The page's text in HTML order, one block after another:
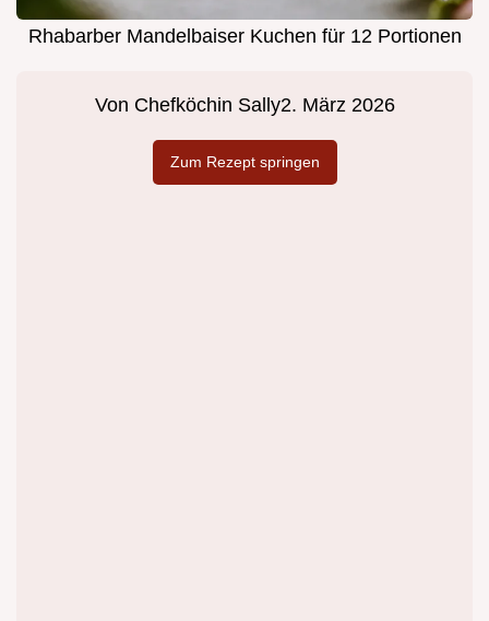
Rhabarber Mandelbaiser Kuchen für 12 Portionen
Von Chefköchin Sally2. März 2026
Zum Rezept springen